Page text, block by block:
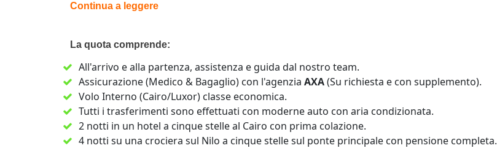
Continua a leggere
La quota comprende:
All'arrivo e alla partenza, assistenza e guida dal nostro team.
Assicurazione (Medico & Bagaglio) con l'agenzia AXA(Su richiesta e con supplemento).
Volo Interno (Cairo/Luxor) classe economica.
Tutti i trasferimenti sono effettuati con moderne auto con aria condizionata.
2 notti in un hotel a cinque stelle al Cairo con prima colazione.
4 notti su una crociera sul Nilo a cinque stelle sul ponte principale con pensione completa.